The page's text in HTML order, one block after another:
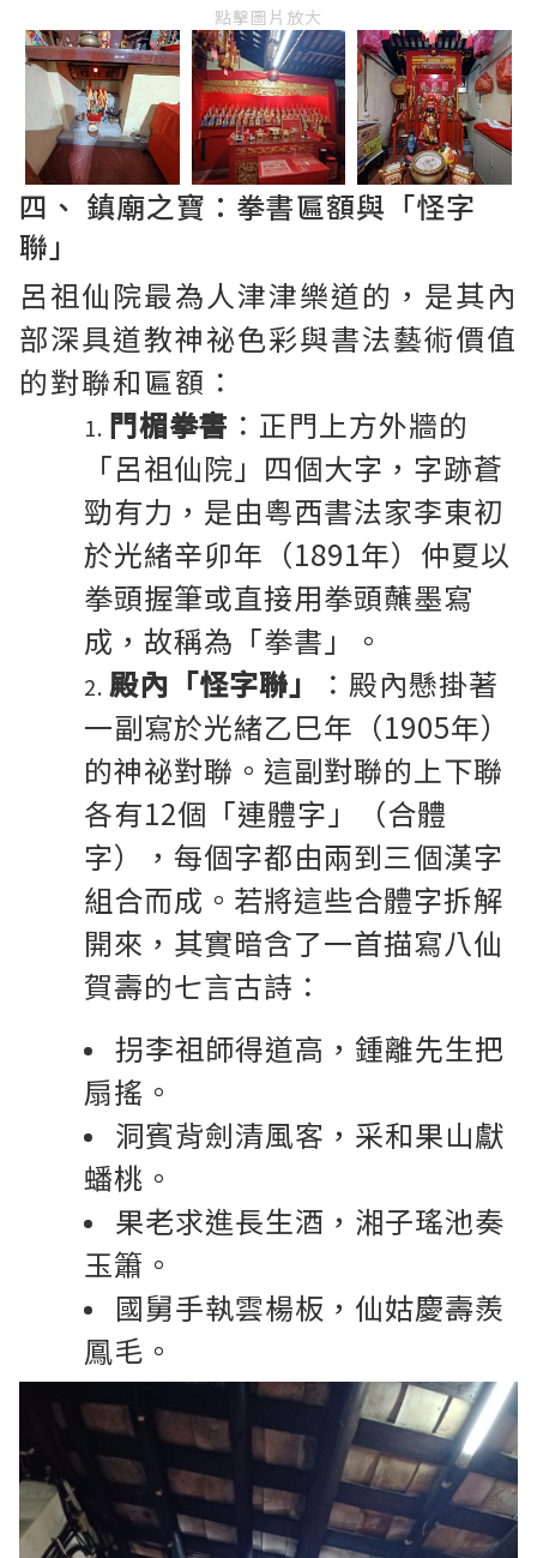
點擊圖片放大
四、 鎮廟之寶：拳書匾額與「怪字
聯」
呂祖仙院最為人津津樂道的，是其內
部深具道教神祕色彩與書法藝術價值
的對聯和匾額：
門楣拳書 ：正門上方外牆的
「呂祖仙院」四個大字，字跡蒼
勁有力，是由粵西書法家李東初
於光緒辛卯年（1891年）仲夏以
拳頭握筆或直接用拳頭蘸墨寫
成，故稱為「拳書」。
殿內「怪字聯」
：殿內懸掛著
一副寫於光緒乙巳年（1905年）
的神祕對聯。這副對聯的上下聯
各有12個「連體字」（合體
字），每個字都由兩到三個漢字
組合而成。若將這些合體字拆解
開來，其實暗含了一首描寫八仙
賀壽的七言古詩：
拐李祖師得道高，鍾離先生把
扇搖。
洞賓背劍清風客，采和果山獻
蟠桃。
果老求進長生酒，湘子瑤池奏
玉簫。
國舅手執雲楊板，仙姑慶壽羨
鳳毛。